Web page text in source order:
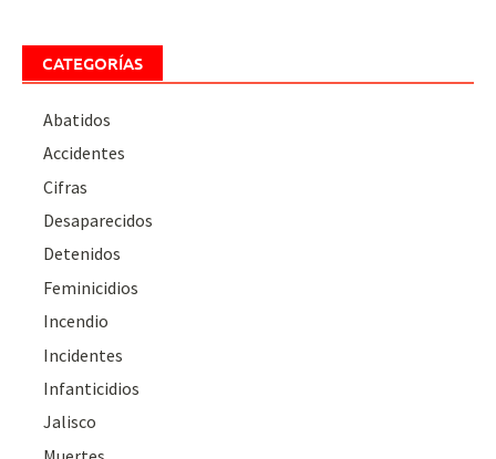
CATEGORÍAS
Abatidos
Accidentes
Cifras
Desaparecidos
Detenidos
Feminicidios
Incendio
Incidentes
Infanticidios
Jalisco